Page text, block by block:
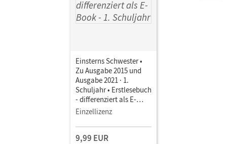
Einsterns Schwester •
Zu Ausgabe 2015 und
Ausgabe 2021 · 1.
Schuljahr • Erstlesebuch
- differenziert als E-
Book Mit Medien
Einzellizenz
9,99 EUR